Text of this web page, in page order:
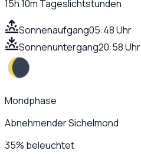
15h 10m Tageslichtstunden
Sonnenaufgang05:48 Uhr
Sonnenuntergang20:58 Uhr
Mondphase
Abnehmender Sichelmond
35% beleuchtet